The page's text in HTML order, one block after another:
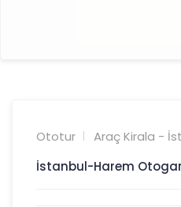
Ototur
Araç Kirala -
İstanbul-Harem